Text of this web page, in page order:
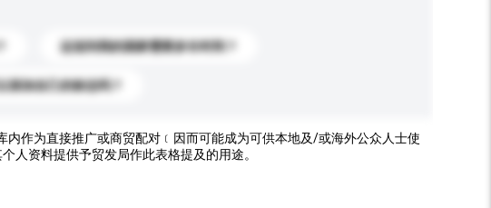
运送到我的国家需要多长时间？
添加自己的标志吗？
作为直接推广或商贸配对﹝因而可能成为可供本地及/或海外公众人士使
人资料提供予贸发局作此表格提及的用途。